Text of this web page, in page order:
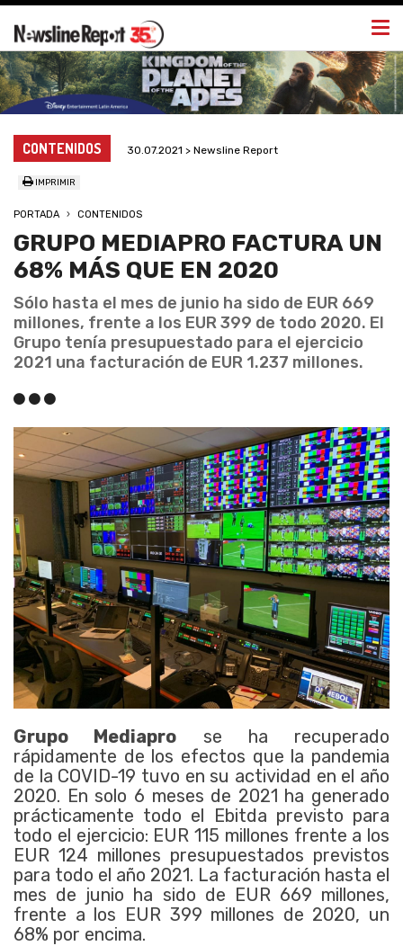
CONTENIDOS 30.07.2021 > Newsline Report
IMPRIMIR
PORTADA CONTENIDOS
GRUPO MEDIAPRO FACTURA UN
68% MÁS QUE EN 2020
Sólo hasta el mes de junio ha sido de EUR 669
millones, frente a los EUR 399 de todo 2020. El
Grupo tenía presupuestado para el ejercicio
2021 una facturación de EUR 1.237 millones.
Grupo Mediapro se ha recuperado
rápidamente de los efectos que la pandemia
de la COVID-19 tuvo en su actividad en el año
2020. En solo 6 meses de 2021 ha generado
prácticamente todo el Ebitda previsto para
todo el ejercicio: EUR 115 millones frente a los
EUR 124 millones presupuestados previstos
para todo el año 2021. La facturación hasta el
mes de junio ha sido de EUR 669 millones,
frente a los EUR 399 millones de 2020, un
68% por encima.